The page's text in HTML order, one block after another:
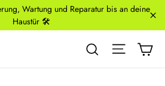
Wartung und Reparatur bis an deine
Haustür 🛠️
Suche